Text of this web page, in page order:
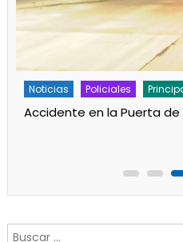
Policiales Principal
Un partido de fútbol en
Buscar: